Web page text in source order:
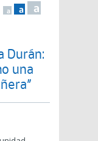
a a a
Durán:
una